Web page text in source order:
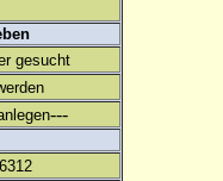
gesucht
---